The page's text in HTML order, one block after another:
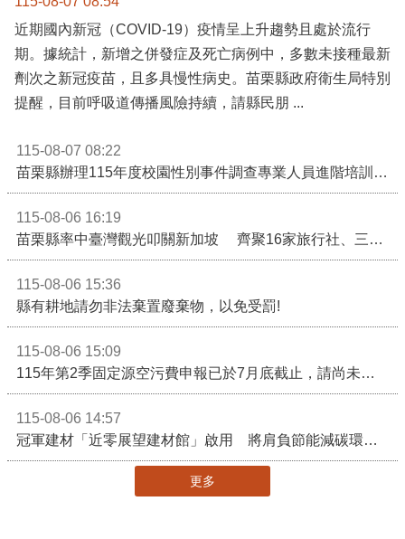
近期國內新冠（COVID-19）疫情呈上升趨勢且處於流行
期。據統計，新增之併發症及死亡病例中，多數未接種最新
劑次之新冠疫苗，且多具慢性病史。苗栗縣政府衛生局特別
提醒，目前呼吸道傳播風險持續，請縣民朋 ...
115-08-07 08:22
苗栗縣辦理115年度校園性別事件調查專業人員進階培訓 深化調查實務能力 持續打造安全友善校園
115-08-06 16:19
苗栗縣率中臺灣觀光叩關新加坡 齊聚16家旅行社、三大航空 NATAS旅展開賣主題遊程
115-08-06 15:36
縣有耕地請勿非法棄置廢棄物，以免受罰!
115-08-06 15:09
115年第2季固定源空污費申報已於7月底截止，請尚未申報公私場所儘速完成申繳，以免面臨滯納金及罰鍰!
115-08-06 14:57
冠軍建材「近零展望建材館」啟用 將肩負節能減碳環境教育重任
更多